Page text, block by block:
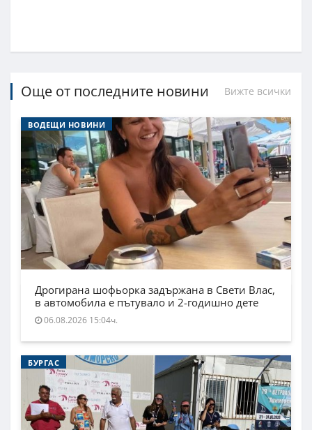
Още от последните новини Вижте всички
ВОДЕЩИ НОВИНИ
Дрогирана шофьорка задържана в Свети Влас,
в автомобила е пътувало и 2-годишно дете
06.08.2026 15:04ч.
БУРГАС